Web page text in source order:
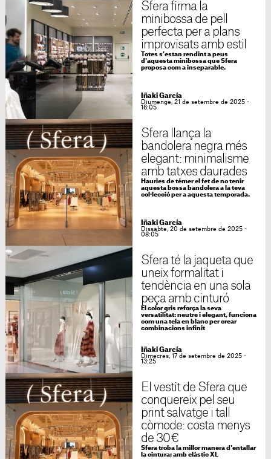
Sfera firma la
minibossa de pell
perfecta per a plans
improvisats amb estil
Totes s'estan rendint a peus
d'aquesta minibossa que Sfera
proposa com a inseparable.
Iñaki García
Diumenge, 21 de setembre de 2025 -
16:05
Sfera llança la
bandolera negra més
elegant: minimalisme
amb tatxes daurades
Hauries de témer el fet de no tenir
aquesta bossa bandolera a la teva
col·lecció per a aquesta temporada.
Iñaki García
Dissabte, 20 de setembre de 2025 -
08:05
Sfera té la jaqueta que
uneix formalitat i
tendència en una sola
peça amb cinturó
El color gris reforça la seva
versatilitat: neutre i elegant, funciona
com una tela en blanc per crear
combinacions infinit
Iñaki García
Dimecres, 17 de setembre de 2025 -
13:25
El vestit de Sfera que
conquereix pel seu
print salvatge i tall
còmode: costa menys
de 30 €
Sfera troba la millor manera d'entallar
la cintura: amb elàstic XL